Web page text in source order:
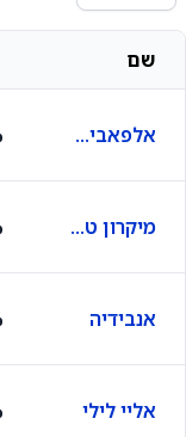
שם
אלפאבית C
מיקרון טכנולוג'י
אנבידיה
אליי לילי